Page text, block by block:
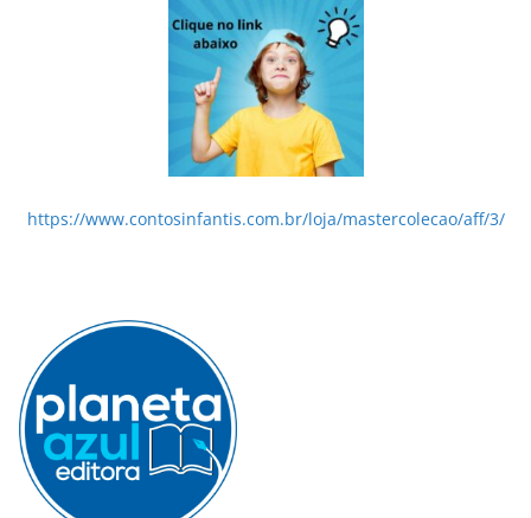
https://www.contosinfantis.com.br/loja/mastercolecao/aff/3/